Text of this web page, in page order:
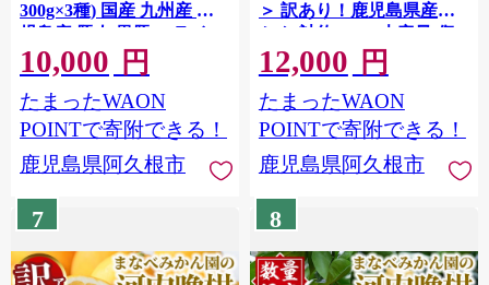
300g×3種) 国産 九州産 鹿
児島産 豚肉 黒豚 スライス
薄切り バラ ロース 肩ロー
ス 鍋 生姜焼き 食べ比べ 詰
め合わせ 小分け 【株式会
社マキオ】akn068-01
10,000 円
たまったWAON
POINTで寄附できる！
鹿児島県阿久根市
＞ 訳あり！鹿児島県産み
かん(計約10kg) 大容量 傷
あり 不揃い 国産 柑橘 果物
くだもの フルーツ 旬 期間
限定 数量限定 訳アリ 規格
外 ご家庭用 ご自宅用 ミカ
業生産】akn051-04
12,000 円
たまったWAON
POINTで寄附できる！
鹿児島県阿久根市
7 8